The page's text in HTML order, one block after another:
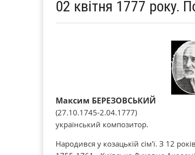
02 квітня 1777
Максим БЕРЕЗОВСЬКИЙ
(27.10.1745-2.04.1777)
український композитор.
Народився у козацькій сім'ї. З 12